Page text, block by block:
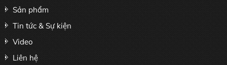
Sản phẩm
Tin tức & Sự kiện
Video
Liên hệ